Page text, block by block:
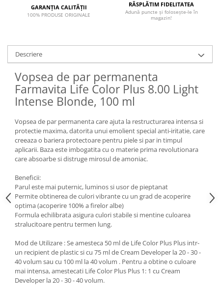
GARANȚIA CALITĂȚII
100% PRODUSE ORIGINALE
RĂSPLĂTIM FIDELITATEA
Adună puncte și folosește-le în
magazin!
Descriere
Vopsea de par permanenta
Farmavita Life Color Plus 8.00 Light
Intense Blonde, 100 ml
Vopsea de par permanenta care ajuta la restructurarea intensa si
protectie maxima, datorita unui emolient special anti-iritatie, care
creeaza o bariera protectoare pentru piele si par in timpul
aplicarii. Baza este imbogatita cu o materie prima revolutionara
care absoarbe si distruge mirosul de amoniac.
Beneficii:
Parul este mai puternic, luminos si usor de pieptanat
Permite obtinerea de culori vibrante cu un grad de acoperire
optima (acoperire 100% a firelor albe)
Formula echilibrata asigura culori stabile si mentine culoarea
stralucitoare pentru termen lung.
Mod de Utilizare : Se amesteca 50 ml de Life Color Plus Plus intr-
un recipient de plastic si cu 75 ml de Cream Developer la 20 - 30 -
40 volum sau cu 100 ml la 40 volum . Pentru a obtine o culoare
mai intensa, amestecati Life Color Plus Plus 1: 1 cu Cream
Developer la 20 - 30 - 40 volum.